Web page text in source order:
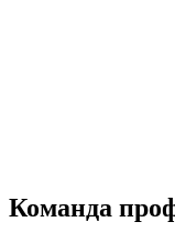
Команда